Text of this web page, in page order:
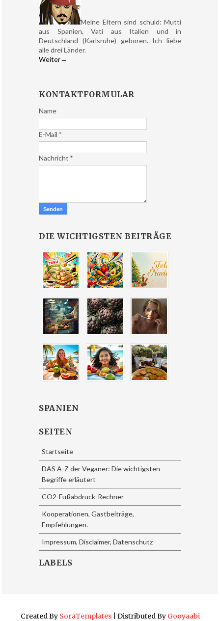
Meine Eltern sind schuld: Mutti
aus Spanien, Vati aus Italien und in
Deutschland (Karlsruhe) geboren. Ich liebe
alle drei Länder.
Weiter→
KONTAKTFORMULAR
Name
E-Mail *
Nachricht *
DIE WICHTIGSTEN BEITRÄGE
SPANIEN
SEITEN
Startseite
DAS A-Z der Veganer: Die wichtigsten
Begriffe erläutert
CO2-Fußabdruck-Rechner
Kooperationen, Gastbeiträge,
Empfehlungen.
Impressum, Disclaimer, Datenschutz
LABELS
Created By SoraTemplates| Distributed By Gooyaabi